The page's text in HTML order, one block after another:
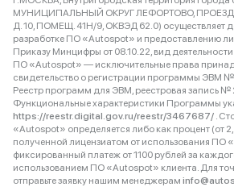
МУНИЦИПАЛЬНЫЙ ОКРУГ ЛЕФОРТОВО,
Д. 10, ПОМЕЩ. 41Н/9, ОКВЭД 62.0) осуществляет
разработке ПО «Autospot» и предоставлению
Приказу Минцифры от 08.10.22, вид деятельности
ПО «Autospot» — исключительные права
свидетельство о регистрации программы ЭВМ №
Реестр программ для ЭВМ, реестровая запись №
Функциональные характеристики Программы
https://reestr.digital.gov.ru/reestr/3467687/ .
«Autospot» определяется либо как процент (от
полученной лицензиатом от использования ПО
фиксированный платеж от 1100 рублей за
использованием ПО «Autospot» клиента. Для
отправьте заявку нашим менеджерам